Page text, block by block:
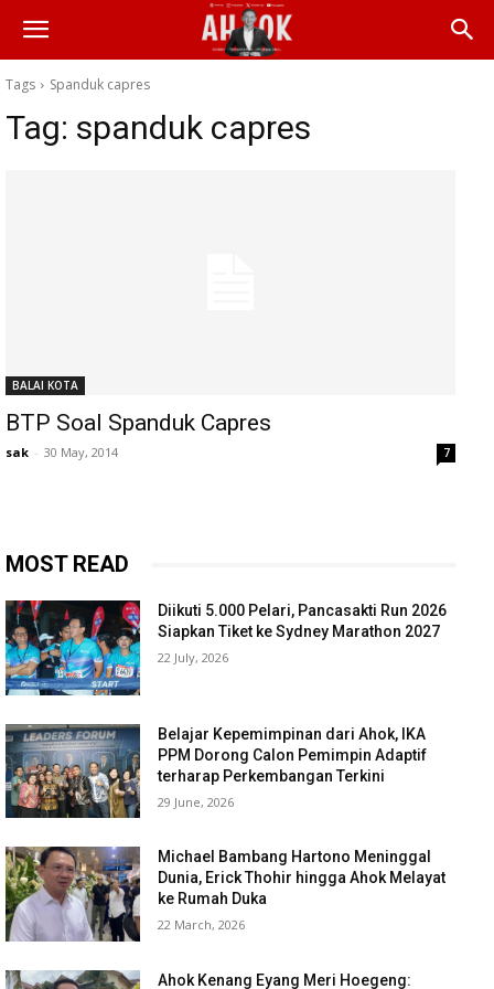
Tags Spanduk capres
Tag: spanduk capres
BALAI KOTA
BTP Soal Spanduk Capres
sak - 30 May, 2014 7
MOST READ
Diikuti 5.000 Pelari, Pancasakti Run 2026
Siapkan Tiket ke Sydney Marathon 2027
22 July, 2026
Belajar Kepemimpinan dari Ahok, IKA
PPM Dorong Calon Pemimpin Adaptif
terharap Perkembangan Terkini
29 June, 2026
Michael Bambang Hartono Meninggal
Dunia, Erick Thohir hingga Ahok Melayat
ke Rumah Duka
22 March, 2026
Ahok Kenang Eyang Meri Hoegeng: